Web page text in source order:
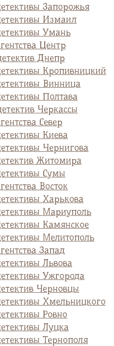
Запорожья
Измаил
Умань
Центр
Днепр
Кропивницкий
Винница
Полтава
Черкассы
Север
Киева
Чернигова
Житомира
Сумы
Восток
Харькова
Мариуполь
Камянское
Мелитополь
Запад
Львова
Ужгорода
Черновцы
Хмельницкого
Ровно
Луцка
Тернополя